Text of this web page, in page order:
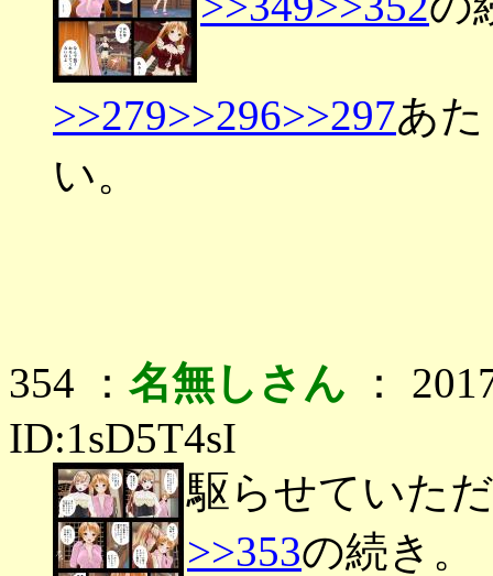
>>279>>296>>297あ
い。
354 ： 名無しさん ：
ID:1sD5T4sI
駆らせていた
>>353の続き。